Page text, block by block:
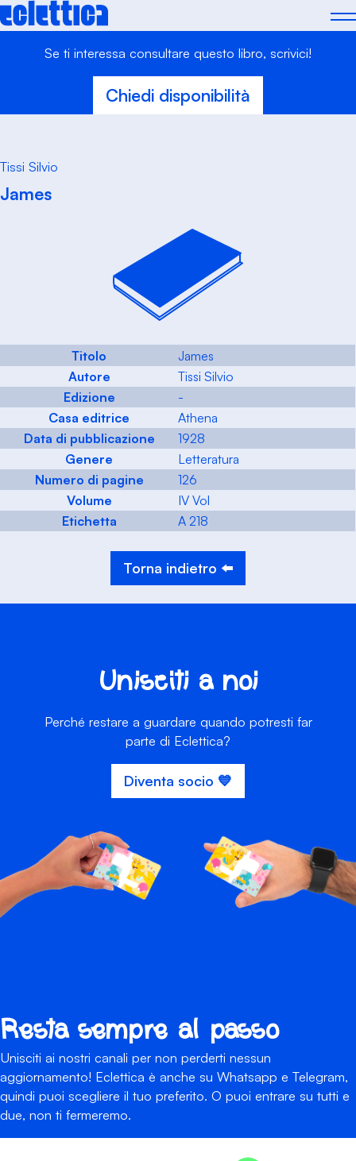
Skip
to
Se ti interessa consultare questo libro, scrivici!
Chiedi disponibilità
Tissi Silvio
James
Titolo
James
Autore
Tissi Silvio
Edizione
-
Casa editrice
Athena
Data di pubblicazione
1928
Genere
Letteratura
Numero di pagine
126
Volume
IV Vol
Etichetta
A 218
Torna indietro ⬅️
Unisciti a noi
Perché restare a guardare quando potresti far
parte di Eclettica?
Diventa socio 💙
Resta sempre al passo
Unisciti ai nostri canali per non perderti nessun
aggiornamento! Eclettica è anche su Whatsapp e Telegram,
quindi puoi scegliere il tuo preferito. O puoi entrare su tutti e
due, non ti fermeremo.